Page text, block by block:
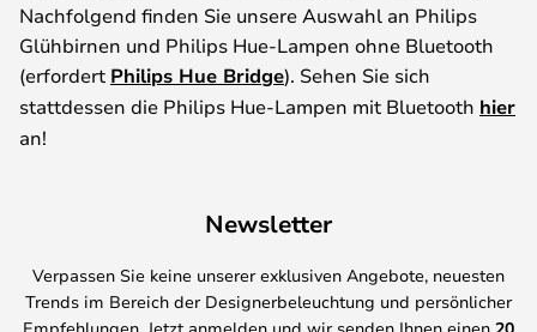
Nachfolgend finden Sie unsere Auswahl an Philips
Glühbirnen und Philips Hue-Lampen ohne Bluetooth
(erfordert Philips Hue Bridge). Sehen Sie sich
stattdessen die Philips Hue-Lampen mit Bluetooth hier
an!
Newsletter
Verpassen Sie keine unserer exklusiven Angebote, neuesten
Trends im Bereich der Designerbeleuchtung und persönlicher
Empfehlungen. Jetzt anmelden und wir senden Ihnen einen 20